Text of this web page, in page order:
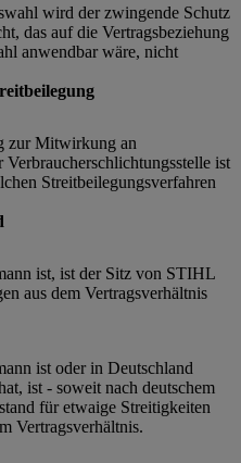
wird der zwingende Schutz
das auf die Vertragsbeziehung
anwendbar wäre, nicht
zur Mitwirkung an
ist
Streitbeilegungsverfahren
ist, ist der Sitz von STIHL
aus dem Vertragsverhältnis
ist oder in Deutschland
ist - soweit nach deutschem
für etwaige Streitigkeiten
Vertragsverhältnis.